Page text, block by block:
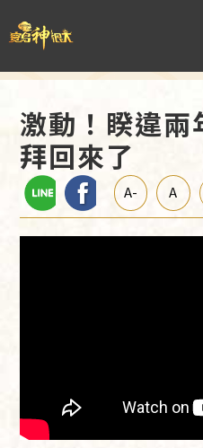
激動！睽違
拜回來了
A- A